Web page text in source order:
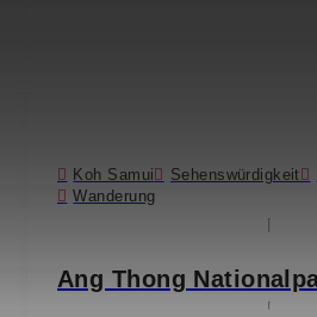
Koh Samui Sehenswürdigkeit
Wanderung
Ang Thong